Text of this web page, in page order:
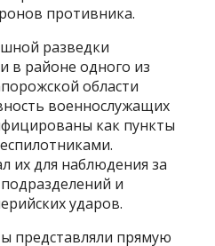
противника.
разведки
в районе одного из
области
военнослужащих
как пункты
их для наблюдения за
и
ударов.
представляли прямую